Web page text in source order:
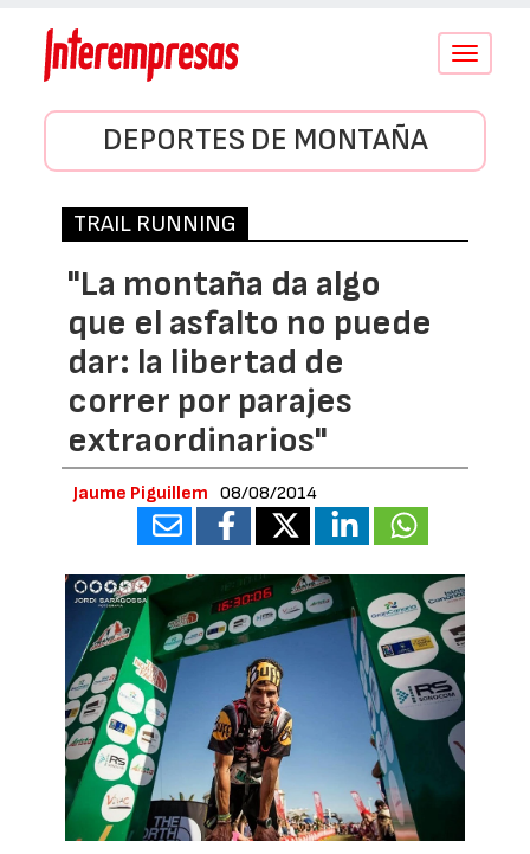
Conmutar
DEPORTES DE MONTAÑA
TRAIL RUNNING
"La montaña da algo
que el asfalto no puede
dar: la libertad de
correr por parajes
extraordinarios"
Jaume Piguillem 08/08/2014